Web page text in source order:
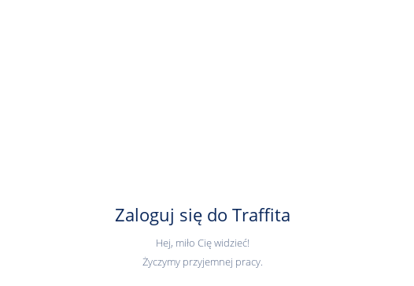
Zaloguj się do Traffita
Hej, miło Cię widzieć!
Życzymy przyjemnej pracy.